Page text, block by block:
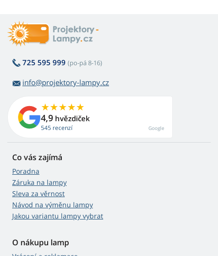
725 595 999 (po-pá 8-16)
info@projektory-lampy.cz
4,9 hvězdiček
545 recenzí Google
Co vás zajímá
Poradna
Záruka na lampy
Sleva za věrnost
Návod na výměnu lampy
Jakou variantu lampy vybrat
O nákupu lamp